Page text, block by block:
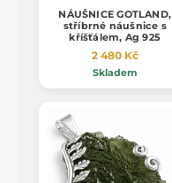
NÁUŠNICE GOTLAND,
stříbrné náušnice s
kříšťálem, Ag 925
2 480 Kč
Skladem